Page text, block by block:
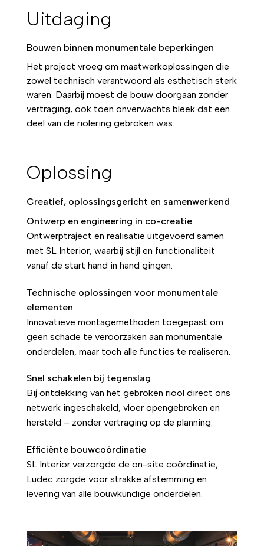
Uitdaging
Bouwen binnen monumentale beperkingen
Het project vroeg om maatwerkoplossingen die
zowel technisch verantwoord als esthetisch sterk
waren. Daarbij moest de bouw doorgaan zonder
vertraging, ook toen onverwachts bleek dat een
deel van de riolering gebroken was.
Oplossing
Creatief, oplossingsgericht en samenwerkend
Ontwerp en engineering in co-creatie
Ontwerptraject en realisatie uitgevoerd samen
met SL Interior, waarbij stijl en functionaliteit
vanaf de start hand in hand gingen.
Technische oplossingen voor monumentale
elementen
Innovatieve montagemethoden toegepast om
geen schade te veroorzaken aan monumentale
onderdelen, maar toch alle functies te realiseren.
Snel schakelen bij tegenslag
Bij ontdekking van het gebroken riool direct ons
netwerk ingeschakeld, vloer opengebroken en
hersteld – zonder vertraging op de planning.
Efficiënte bouwcoördinatie
SL Interior verzorgde de on-site coördinatie;
Ludec zorgde voor strakke afstemming en
levering van alle bouwkundige onderdelen.